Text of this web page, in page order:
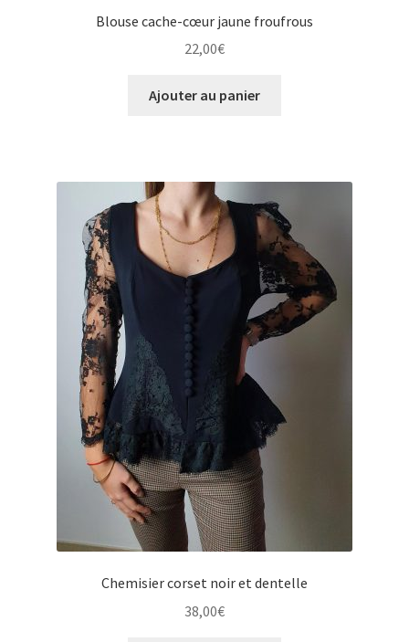
Blouse cache-cœur jaune froufrous
22,00€
Ajouter au panier
Chemisier corset noir et dentelle
38,00€